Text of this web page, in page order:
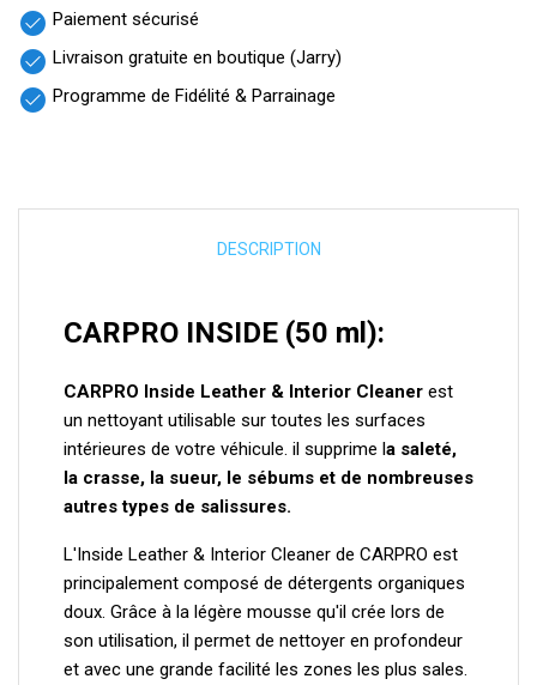
check_circle Paiement sécurisé
check_circle Livraison gratuite en boutique (Jarry)
check_circle Programme de Fidélité & Parrainage
DESCRIPTION
CARPRO INSIDE (50 ml):
CARPRO Inside Leather & Interior Cleaner est
un nettoyant utilisable sur toutes les surfaces
intérieures de votre véhicule. il supprime la saleté,
la crasse, la sueur, le sébums et de nombreuses
autres types de salissures.
L'Inside Leather & Interior Cleaner de CARPRO est
principalement composé de détergents organiques
doux. Grâce à la légère mousse qu'il crée lors de
son utilisation, il permet de nettoyer en profondeur
et avec une grande facilité les zones les plus sales.